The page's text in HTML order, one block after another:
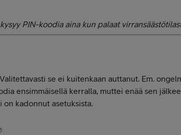
PIN-koodia aina kun palaat
se ei kuitenkaan auttanut. Em.
ensimmäisellä kerralla, muttei enää sen
kadonnut asetuksista.